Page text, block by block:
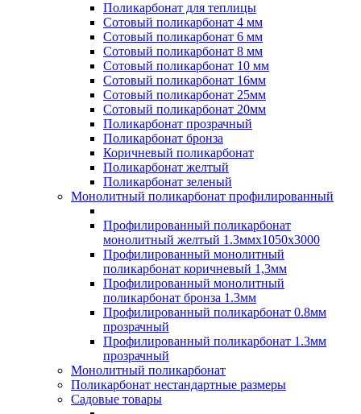
Поликарбонат для теплицы
Сотовый поликарбонат 4 мм
Сотовый поликарбонат 6 мм
Сотовый поликарбонат 8 мм
Сотовый поликарбонат 10 мм
Сотовый поликарбонат 16мм
Сотовый поликарбонат 25мм
Сотовый поликарбонат 20мм
Поликарбонат прозрачный
Поликарбонат бронза
Коричневый поликарбонат
Поликарбонат желтый
Поликарбонат зеленый
Монолитный поликарбонат профилированный
Профилированный поликарбонат
монолитный желтый 1.3ммх1050х3000
Профилированный монолитный
поликарбонат коричневый 1,3мм
Профилированный монолитный
поликарбонат бронза 1.3мм
Профилированный поликарбонат 0.8мм
прозрачный
Профилированный поликарбонат 1.3мм
прозрачный
Монолитный поликарбонат
Поликарбонат нестандартные размеры
Садовые товары